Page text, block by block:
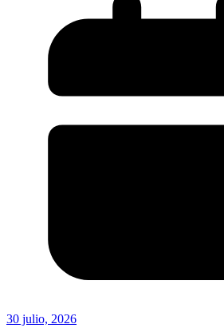
30 julio, 2026